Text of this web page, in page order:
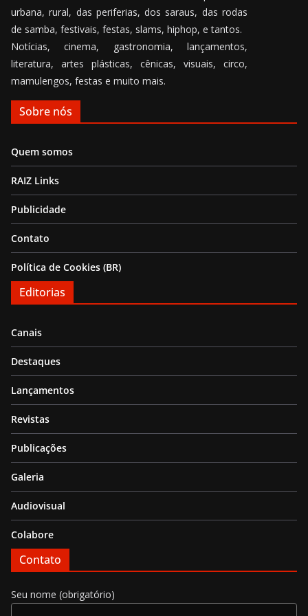
urbana, rural, das periferias, dos saraus, das rodas
de samba, festivais, festas, slams, hiphop, e tantos.
Notícias, cinema, gastronomia, lançamentos,
literatura, artes plásticas, cênicas, visuais, circo,
mamulengos, festas e muito mais.
Sobre nós
Quem somos
RAIZ Links
Publicidade
Contato
Política de Cookies (BR)
Editorias
Canais
Destaques
Lançamentos
Revistas
Publicações
Galeria
Audiovisual
Colabore
Contato
Seu nome (obrigatório)